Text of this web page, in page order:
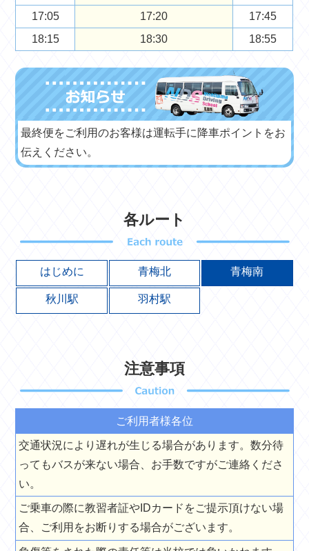
17:05
17:20
17:45
18:15
18:30 18:55
最終便をご利用のお客様は運転手に降車ポイントをお
伝えください。
各ルート
はじめに 青梅北 青梅南
秋川駅 羽村駅
注意事項
ご利用者様各位
交通状況により遅れが生じる場合があります。数分待
ってもバスが来ない場合、お手数ですがご連絡くださ
い。
ご乗車の際に教習者証やIDカードをご提示頂けない場
合、ご利用をお断りする場合がございます。